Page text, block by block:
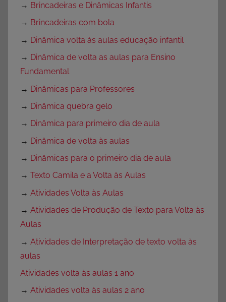
→ Brincadeiras e Dinâmicas Infantis
→ Brincadeiras com bola
→ Dinâmica volta às aulas educação infantil
→ Dinâmica de volta as aulas para Ensino
Fundamental
→ Dinâmicas para Professores
→ Dinâmica quebra gelo
→ Dinâmica para primeiro dia de aula
→ Dinâmica de volta às aulas
→ Dinâmicas para o primeiro dia de aula
→ Texto Camila e a Volta às Aulas
→ Atividades Volta às Aulas
→ Atividades de Produção de Texto para Volta às
Aulas
→ Atividades de Interpretação de texto volta às
aulas
Atividades volta às aulas 1 ano
→ Atividades volta às aulas 2 ano